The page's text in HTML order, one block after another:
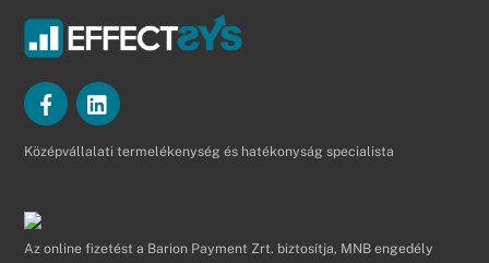
Középvállalati termelékenység és hatékonyság specialista
Az online fizetést a Barion Payment Zrt. biztosítja, MNB engedély